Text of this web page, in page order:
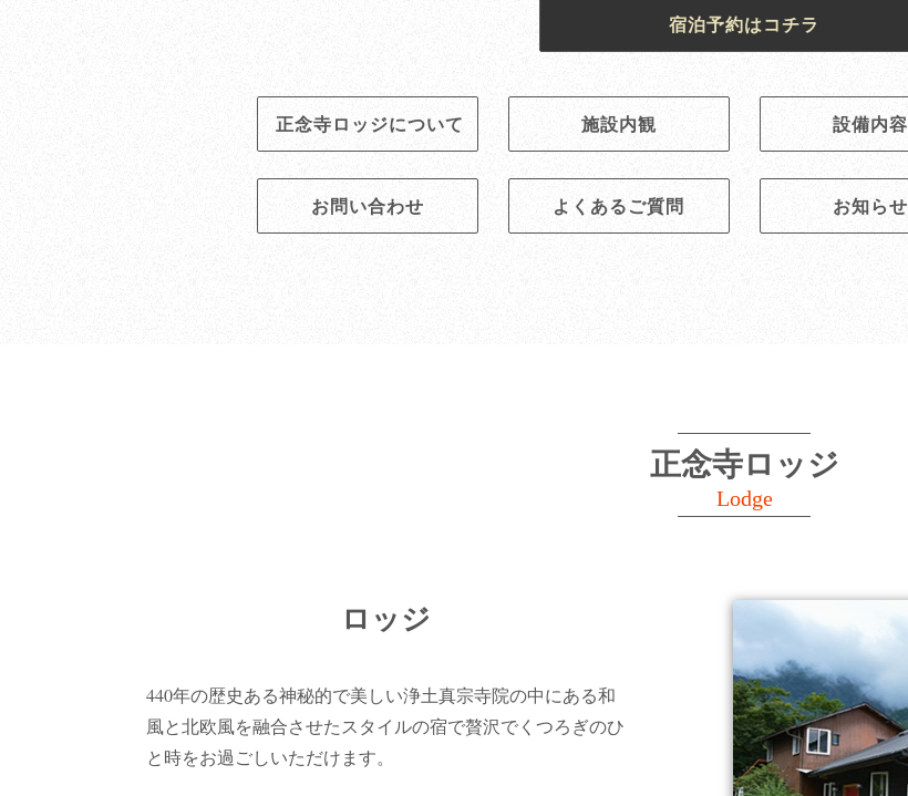
宿泊予約はコチラ
正念寺ロッジについて 施設内観 設備内容
お問い合わせ よくあるご質問 お知らせ
正念寺ロッジ
Lodge
ロッジ
440年の歴史ある神秘的で美しい浄土真宗寺院の中にある和
風と北欧風を融合させたスタイルの宿で贅沢でくつろぎのひ
と時をお過ごしいただけます。